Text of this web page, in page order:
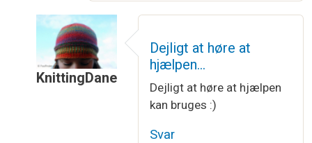
KnittingDane
Marianne Bork …
Dejligt at høre at
hjælpen…
Dejligt at høre at hjælpen
kan bruges :)
Svar